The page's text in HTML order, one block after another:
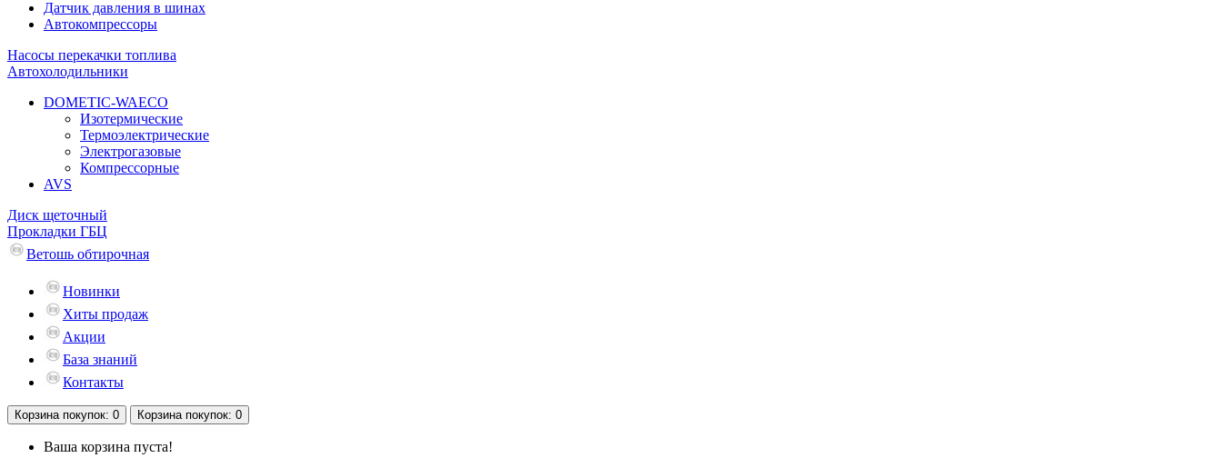
Датчик давления в шинах
Автокомпрессоры
Насосы перекачки топлива
Автохолодильники
DOMETIC-WAECO
Изотермические
Термоэлектрические
Электрогазовые
Компрессорные
AVS
Диск щеточный
Прокладки ГБЦ
Ветошь обтирочная
Новинки
Хиты продаж
Акции
База знаний
Контакты
Корзина покупок: 0 Корзина покупок: 0
Ваша корзина пуста!